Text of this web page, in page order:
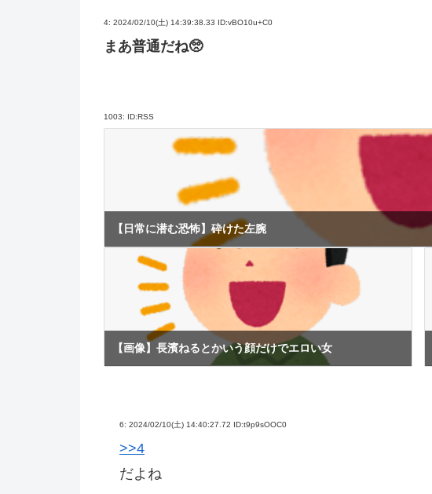
4: 2024/02/10(土) 14:39:38.33 ID:vBO10u+C0
まあ普通だね🥺
1003: ID:RSS
【日常に潜む恐怖】砕けた左腕
【画像】長濱ねるとかいう顔だけでエロい女
6: 2024/02/10(土) 14:40:27.72 ID:t9p9sOOC0
>>4
だよね